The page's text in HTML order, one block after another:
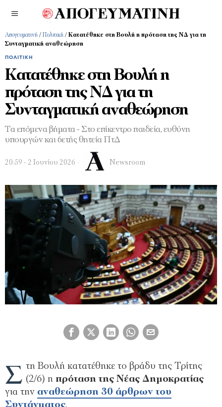
Απογευματινή / Πολιτική / Κατατέθηκε στη Βουλή η πρόταση της ΝΔ για τη
Συνταγματική αναθεώρηση
ΠΟΛΙΤΙΚΉ
Κατατέθηκε στη Βουλή η
πρόταση της ΝΔ για τη
Συνταγματική αναθεώρηση
Τα επόμενα βήματα - Στο επίκεντρο παιδεία, ευθύνη
υπουργών και 6ετής θητεία ΠτΔ
20:59 - 2 Ιουνίου 2026 Newsroom
Σ τη Βουλή κατατέθηκε το βράδυ της Τρίτης
(2/6) η πρόταση της Νέας Δημοκρατίας
για την αναθεώρηση 30 άρθρων του
Συντάγματος.